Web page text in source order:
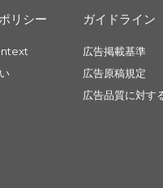
リシー ガイドライン
広告掲載基準
広告原稿規定
広告品質に対す